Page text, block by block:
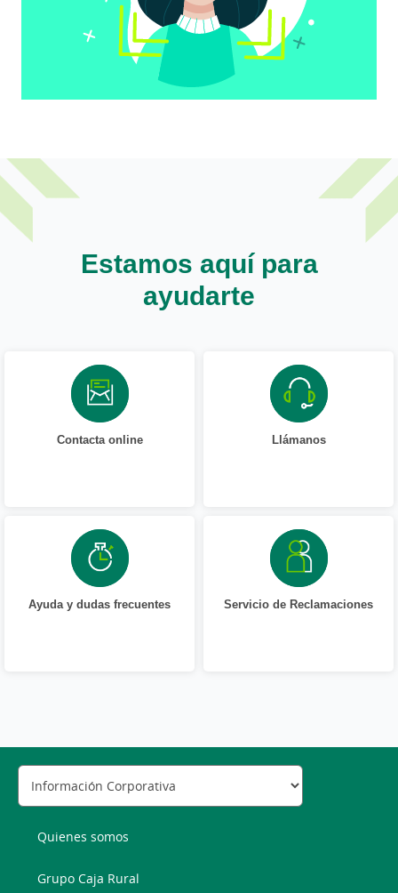
Estamos aquí para
ayudarte
Contacta online Llámanos
Ayuda y dudas frecuentes Servicio de Reclamaciones
Quienes somos
Grupo Caja Rural